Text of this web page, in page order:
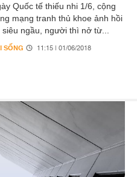
Quốc tế thiếu nhi 1/6, cộng
mạng tranh thủ khoe ảnh hồi
siêu ngầu, người thì nở từ...
SỐNG 11:15 | 01/06/2018